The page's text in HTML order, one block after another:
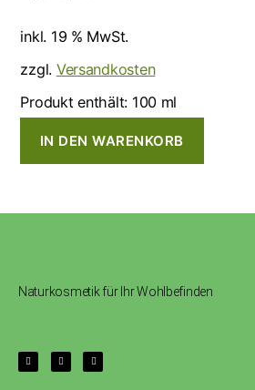
inkl. 19 % MwSt.
zzgl. Versandkosten
Produkt enthält: 100 ml
IN DEN WARENKORB
Naturkosmetik für Ihr Wohlbefinden